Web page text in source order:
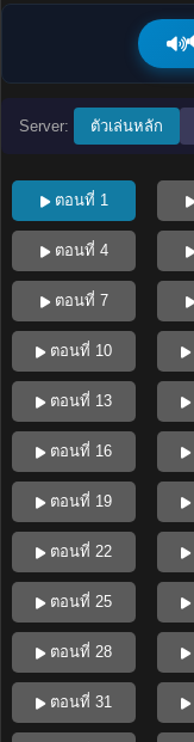
Server: ตัวเล่นหลัก
ตอนที่ 1
ตอนที่ 4
ตอนที่ 7
ตอนที่ 10
ตอนที่ 13
ตอนที่ 16
ตอนที่ 19
ตอนที่ 22
ตอนที่ 25
ตอนที่ 28
ตอนที่ 31